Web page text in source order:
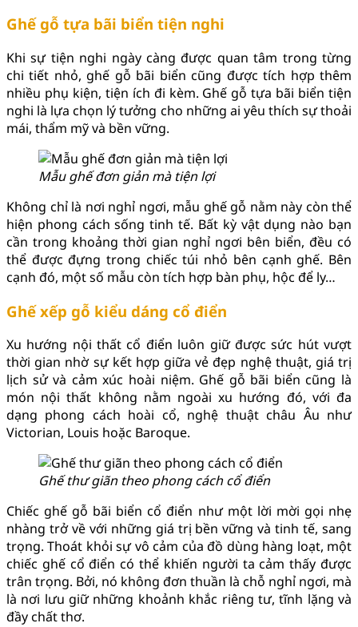
Ghế gỗ tựa bãi biển tiện nghi
Khi sự tiện nghi ngày càng được quan tâm trong từng
chi tiết nhỏ, ghế gỗ bãi biển cũng được tích hợp thêm
nhiều phụ kiện, tiện ích đi kèm. Ghế gỗ tựa bãi biển tiện
nghi là lựa chọn lý tưởng cho những ai yêu thích sự thoải
mái, thẩm mỹ và bền vững.
Mẫu ghế đơn giản mà tiện lợi
Không chỉ là nơi nghỉ ngơi, mẫu ghế gỗ nằm này còn thể
hiện phong cách sống tinh tế. Bất kỳ vật dụng nào bạn
cần trong khoảng thời gian nghỉ ngơi bên biển, đều có
thể được đựng trong chiếc túi nhỏ bên cạnh ghế. Bên
cạnh đó, một số mẫu còn tích hợp bàn phụ, hộc để ly…
Ghế xếp gỗ kiểu dáng cổ điển
Xu hướng nội thất cổ điển luôn giữ được sức hút vượt
thời gian nhờ sự kết hợp giữa vẻ đẹp nghệ thuật, giá trị
lịch sử và cảm xúc hoài niệm. Ghế gỗ bãi biển cũng là
món nội thất không nằm ngoài xu hướng đó, với đa
dạng phong cách hoài cổ, nghệ thuật châu Âu như
Victorian, Louis hoặc Baroque.
Ghế thư giãn theo phong cách cổ điển
Chiếc ghế gỗ bãi biển cổ điển như một lời mời gọi nhẹ
nhàng trở về với những giá trị bền vững và tinh tế, sang
trọng. Thoát khỏi sự vô cảm của đồ dùng hàng loạt, một
chiếc ghế cổ điển có thể khiến người ta cảm thấy được
trân trọng. Bởi, nó không đơn thuần là chỗ nghỉ ngơi, mà
là nơi lưu giữ những khoảnh khắc riêng tư, tĩnh lặng và
đầy chất thơ.